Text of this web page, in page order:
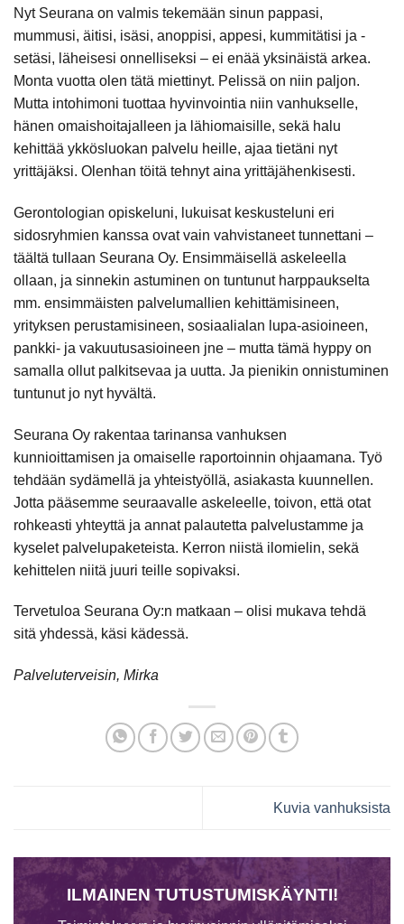
Nyt Seurana on valmis tekemään sinun pappasi,
mummusi, äitisi, isäsi, anoppisi, appesi, kummitätisi ja -
setäsi, läheisesi onnelliseksi – ei enää yksinäistä arkea.
Monta vuotta olen tätä miettinyt. Pelissä on niin paljon.
Mutta intohimoni tuottaa hyvinvointia niin vanhukselle,
hänen omaishoitajalleen ja lähiomaisille, sekä halu
kehittää ykkösluokan palvelu heille, ajaa tietäni nyt
yrittäjäksi. Olenhan töitä tehnyt aina yrittäjähenkisesti.
Gerontologian opiskeluni, lukuisat keskusteluni eri
sidosryhmien kanssa ovat vain vahvistaneet tunnettani –
täältä tullaan Seurana Oy. Ensimmäisellä askeleella
ollaan, ja sinnekin astuminen on tuntunut harppaukselta
mm. ensimmäisten palvelumallien kehittämisineen,
yrityksen perustamisineen, sosiaalialan lupa-asioineen,
pankki- ja vakuutusasioineen jne – mutta tämä hyppy on
samalla ollut palkitsevaa ja uutta. Ja pienikin onnistuminen
tuntunut jo nyt hyvältä.
Seurana Oy rakentaa tarinansa vanhuksen
kunnioittamisen ja omaiselle raportoinnin ohjaamana. Työ
tehdään sydämellä ja yhteistyöllä, asiakasta kuunnellen.
Jotta pääsemme seuraavalle askeleelle, toivon, että otat
rohkeasti yhteyttä ja annat palautetta palvelustamme ja
kyselet palvelupaketeista. Kerron niistä ilomielin, sekä
kehittelen niitä juuri teille sopivaksi.
Tervetuloa Seurana Oy:n matkaan – olisi mukava tehdä
sitä yhdessä, käsi kädessä.
Palveluterveisin, Mirka
Kuvia vanhuksista
ILMAINEN TUTUSTUMISKÄYNTI!